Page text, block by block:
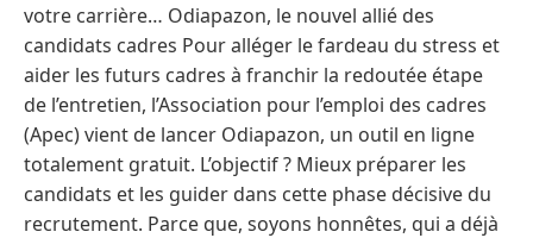
votre carrière… Odiapazon, le nouvel allié des
candidats cadres Pour alléger le fardeau du stress et
aider les futurs cadres à franchir la redoutée étape
de l’entretien, l’Association pour l’emploi des cadres
(Apec) vient de lancer Odiapazon, un outil en ligne
totalement gratuit. L’objectif ? Mieux préparer les
candidats et les guider dans cette phase décisive du
recrutement. Parce que, soyons honnêtes, qui a déjà